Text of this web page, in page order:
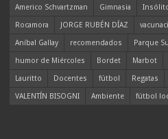
Americo Schvartzman Gimnasia
Rocamora
JORGE RUBÉN DÍAZ
Aníbal Gallay
recomendados Parque
humor de Miércoles
Bordet Marbot
Lauritto
Docentes fútbol Regatas
VALENTÍN BISOGNI
Ambiente fútbol